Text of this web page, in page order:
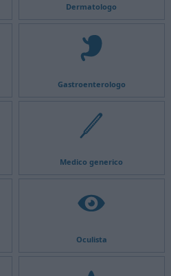
Dermatologo
Gastroenterologo
Medico generico
Oculista